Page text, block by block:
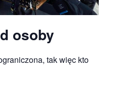
osoby
tak więc kto